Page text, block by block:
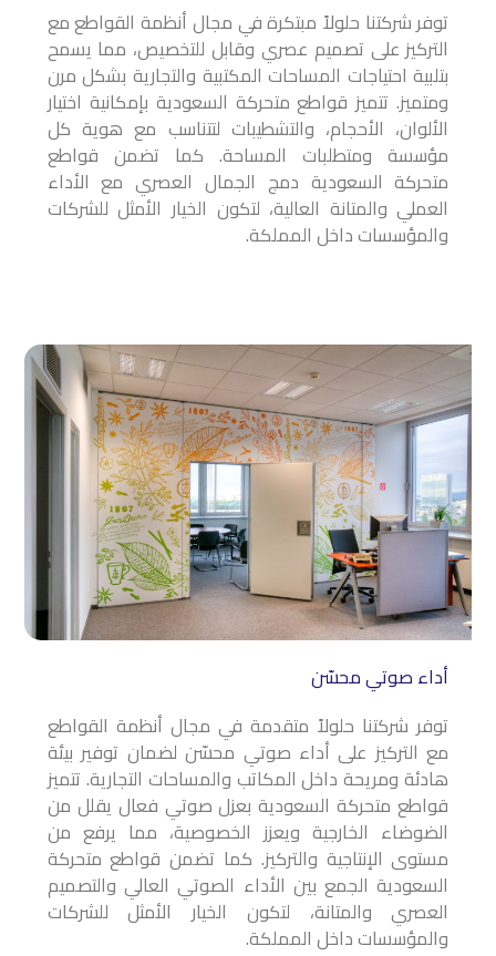
توفر شركتنا حلولاً مبتكرة في مجال أنظمة القواطع مع
التركيز على تصميم عصري وقابل للتخصيص، مما يسمح
بتلبية احتياجات المساحات المكتبية والتجارية بشكل مرن
ومتميز. تتميز قواطع متحركة السعودية بإمكانية اختيار
الألوان، الأحجام، والتشطيبات لتتناسب مع هوية كل
مؤسسة ومتطلبات المساحة. كما تضمن قواطع
متحركة السعودية دمج الجمال العصري مع الأداء
العملي والمتانة العالية، لتكون الخيار الأمثل للشركات
والمؤسسات داخل المملكة.
أداء صوتي محسّن
توفر شركتنا حلولاً متقدمة في مجال أنظمة القواطع
مع التركيز على أداء صوتي محسّن لضمان توفير بيئة
هادئة ومريحة داخل المكاتب والمساحات التجارية. تتميز
قواطع متحركة السعودية بعزل صوتي فعال يقلل من
الضوضاء الخارجية ويعزز الخصوصية، مما يرفع من
مستوى الإنتاجية والتركيز. كما تضمن قواطع متحركة
السعودية الجمع بين الأداء الصوتي العالي والتصميم
العصري والمتانة، لتكون الخيار الأمثل للشركات
والمؤسسات داخل المملكة.